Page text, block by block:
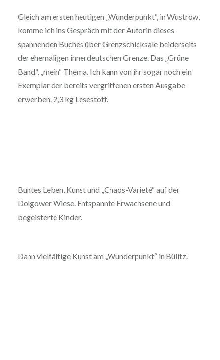
Gleich am ersten heutigen „Wunderpunkt“, in Wustrow,
komme ich ins Gespräch mit der Autorin dieses
spannenden Buches über Grenzschicksale beiderseits
der ehemaligen innerdeutschen Grenze. Das „Grüne
Band“, „mein“ Thema. Ich kann von ihr sogar noch ein
Exemplar der bereits vergriffenen ersten Ausgabe
erwerben. 2,3 kg Lesestoff.
Buntes Leben, Kunst und „Chaos-Varieté“ auf der
Dolgower Wiese. Entspannte Erwachsene und
begeisterte Kinder.
Dann vielfältige Kunst am „Wunderpunkt“ in Bülitz.